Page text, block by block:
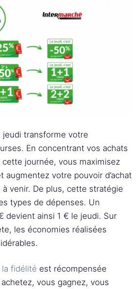
transforme votre
En concentrant vos achats
journée, vous maximisez
augmentez votre pouvoir d’achat
à venir. De plus, cette stratégie
types de dépenses. Un
devient ainsi 1 € le jeudi. Sur
les économies réalisées
la fidélité est récompensée
vous gagnez, vous